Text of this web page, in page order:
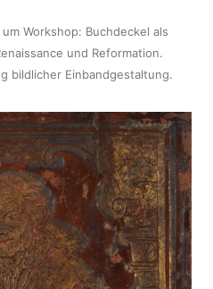
um Workshop: Buchdeckel als
und Reformation.
bildlicher Einbandgestaltung.